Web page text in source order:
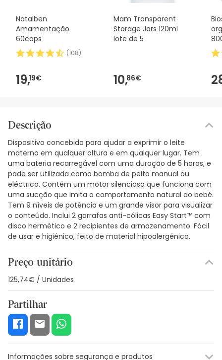
Natalben
Amamentação
60caps
(108)
19,19€
Mam Transparent
Storage Jars 120ml
lote de 5
10,86€
Descrição
Dispositivo concebido para ajudar a exprimir o leite
materno em qualquer altura e em qualquer lugar. Tem
uma bateria recarregável com uma duração de 5 horas, e
pode ser utilizada como bomba de peito manual ou
eléctrica. Contém um motor silencioso que funciona com
uma sucção que imita o comportamento natural do bebé.
Tem 9 níveis de potência e um grande visor para visualizar
o conteúdo. Inclui 2 garrafas anti-cólicas Easy Start™ com
disco hermético e 2 recipientes de armazenamento. Fácil
de usar e higiénico, feito de material hipoalergénico.
Preço unitário
125,74€ / Unidades
Partilhar
Informações sobre segurança e produtos